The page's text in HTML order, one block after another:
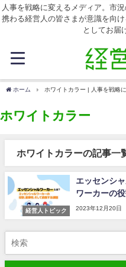
人事を戦略に変えるメディア。市
携わる経営人の皆さまが意識を向
としてお届
ホーム ホワイトカラー | 人事を戦略
ホワイトカラー
ホワイトカラーの記事一
経営人トピック
エッセンシ
ワーカーの
2023年12月20日